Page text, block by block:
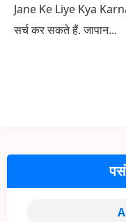
Jane Ke Liye Kya
सर्च कर सकते हैं. जापान...